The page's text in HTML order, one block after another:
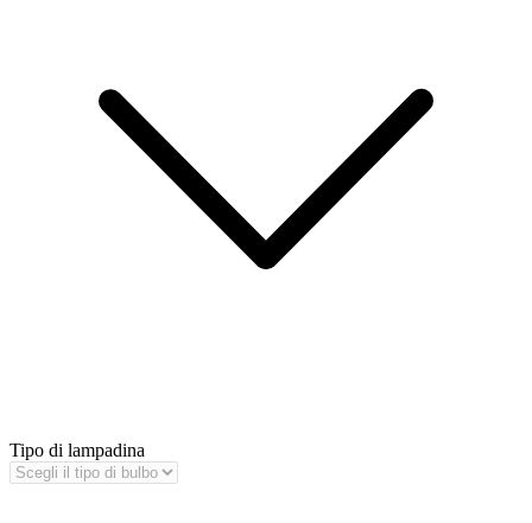
Tipo di lampadina